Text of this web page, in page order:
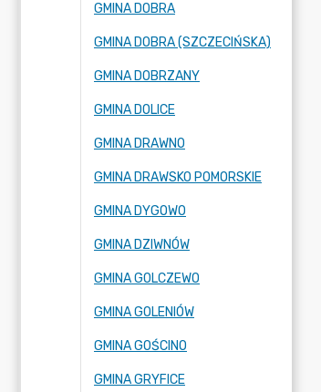
GMINA DOBRA
GMINA DOBRA (SZCZECIŃSKA)
GMINA DOBRZANY
GMINA DOLICE
GMINA DRAWNO
GMINA DRAWSKO POMORSKIE
GMINA DYGOWO
GMINA DZIWNÓW
GMINA GOLCZEWO
GMINA GOLENIÓW
GMINA GOŚCINO
GMINA GRYFICE